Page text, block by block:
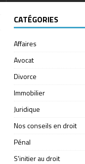
CATÉGORIES
Affaires
Avocat
Divorce
Immobilier
Juridique
Nos conseils en droit
Pénal
S'initier au droit